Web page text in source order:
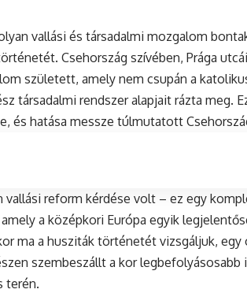
vallási és társadalmi mozgalom
Csehország szívében, Prága
született, amely nem csupán a
társadalmi rendszer alapjait rázta meg.
és hatása messze túlmutatott
reform kérdése volt – ez egy
a középkori Európa egyik
ma a husziták történetét vizsgáljuk, egy
szembeszállt a kor legbefolyásosabb
terén.